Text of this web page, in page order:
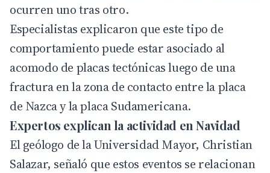
ocurren uno tras otro.
Especialistas explicaron que este tipo de
comportamiento puede estar asociado al
acomodo de placas tectónicas luego de una
fractura en la zona de contacto entre la placa
de Nazca y la placa Sudamericana.
Expertos explican la actividad en Navidad
El geólogo de la Universidad Mayor, Christian
Salazar, señaló que estos eventos se relacionan